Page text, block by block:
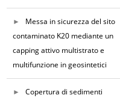
Messa in sicurezza del sito
contaminato K20 mediante un
capping attivo multistrato e
multifunzione in geosintetici
Copertura di sedimenti